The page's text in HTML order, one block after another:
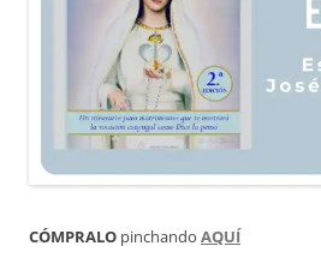
CÓMPRALO pinchando AQUÍ